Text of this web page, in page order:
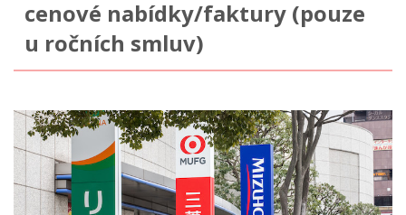
cenové nabídky/faktury (pouze
u ročních smluv)